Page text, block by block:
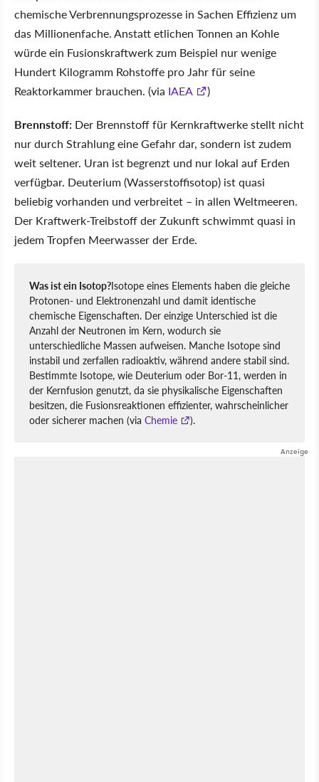
chemische Verbrennungsprozesse in Sachen Effizienz um
das Millionenfache. Anstatt etlichen Tonnen an Kohle
würde ein Fusionskraftwerk zum Beispiel nur wenige
Hundert Kilogramm Rohstoffe pro Jahr für seine
Reaktorkammer brauchen. (via IAEA )
Brennstoff: Der Brennstoff für Kernkraftwerke stellt nicht
nur durch Strahlung eine Gefahr dar, sondern ist zudem
weit seltener. Uran ist begrenzt und nur lokal auf Erden
verfügbar. Deuterium (Wasserstoffisotop) ist quasi
beliebig vorhanden und verbreitet – in allen Weltmeeren.
Der Kraftwerk-Treibstoff der Zukunft schwimmt quasi in
jedem Tropfen Meerwasser der Erde.
Was ist ein Isotop?Isotope eines Elements haben die gleiche
Protonen- und Elektronenzahl und damit identische
chemische Eigenschaften. Der einzige Unterschied ist die
Anzahl der Neutronen im Kern, wodurch sie
unterschiedliche Massen aufweisen. Manche Isotope sind
instabil und zerfallen radioaktiv, während andere stabil sind.
Bestimmte Isotope, wie Deuterium oder Bor-11, werden in
der Kernfusion genutzt, da sie physikalische Eigenschaften
besitzen, die Fusionsreaktionen effizienter, wahrscheinlicher
oder sicherer machen (via Chemie ).